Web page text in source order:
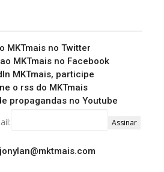
jonylan@mktmais.com